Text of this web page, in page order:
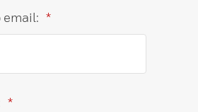
*
email:
*